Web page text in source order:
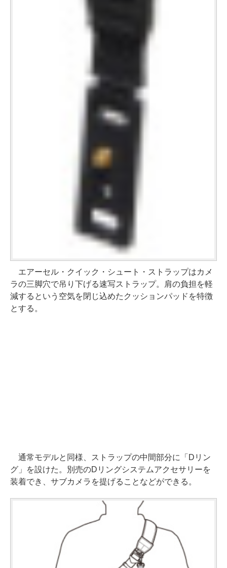
エアーセル・クイック・シュート・ストラップはカメ
ラの三脚穴で吊り下げる速写ストラップ。肩の負担を軽
減するという空気を閉じ込めたクッションパッドを特徴
とする。
通常モデルと同様、ストラップの中間部分に「Dリン
グ」を設けた。別売のDリングシステムアクセサリーを
装着でき、サブカメラを提げることなどができる。